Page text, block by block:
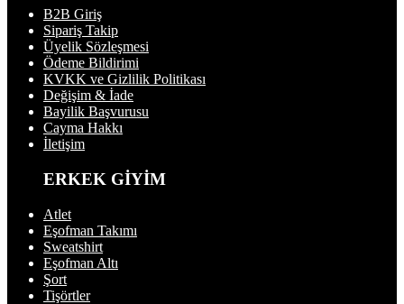
B2B Giriş
Sipariş Takip
Üyelik Sözleşmesi
Ödeme Bildirimi
KVKK ve Gizlilik Politikası
Değişim & İade
Bayilik Başvurusu
Cayma Hakkı
İletişim
ERKEK GİYİM
Atlet
Eşofman Takımı
Sweatshirt
Eşofman Altı
Şort
Tişörtler